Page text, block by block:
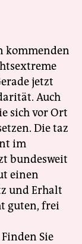
kommenden
jetzt
Auch
sich vor Ort
Die taz
im
bundesweit
einen
und Erhalt
guten, frei
Sie